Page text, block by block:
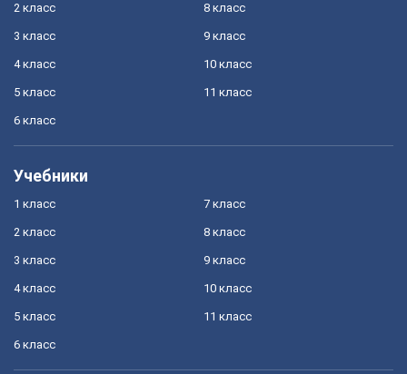
2 класс
3 класс
4 класс
5 класс
6 класс
8 класс
9 класс
10 класс
11 класс
Учебники
1 класс
2 класс
3 класс
4 класс
5 класс
6 класс
7 класс
8 класс
9 класс
10 класс
11 класс